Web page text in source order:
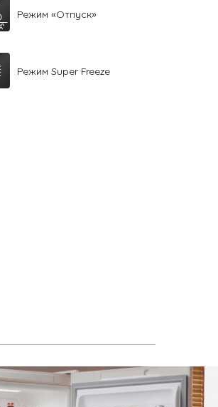
Режим «Отпуск»
Режим Super Freeze